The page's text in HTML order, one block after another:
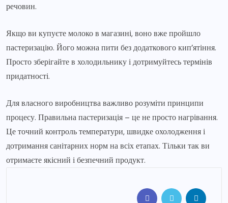
речовин.
Якщо ви купуєте молоко в магазині, воно вже пройшло
пастеризацію. Його можна пити без додаткового кип’ятіння.
Просто зберігайте в холодильнику і дотримуйтесь термінів
придатності.
Для власного виробництва важливо розуміти принципи
процесу. Правильна пастеризація – це не просто нагрівання.
Це точний контроль температури, швидке охолодження і
дотримання санітарних норм на всіх етапах. Тільки так ви
отримаєте якісний і безпечний продукт.